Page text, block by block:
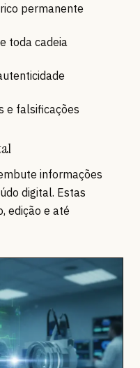
permanente
toda cadeia
e falsificações
informações
digital. Estas
edição e até